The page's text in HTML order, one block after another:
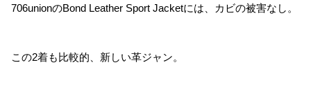
706unionのBond Leather Sport Jacketには、カビの被害なし。
この2着も比較的、新しい革ジャン。